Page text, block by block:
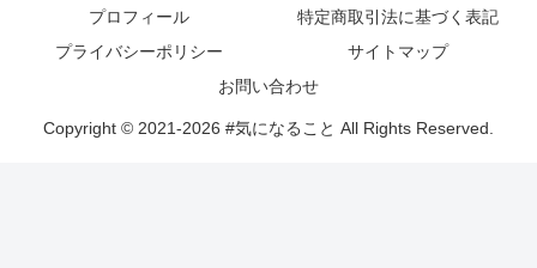
プロフィール
特定商取引法に基づく表記
プライバシーポリシー
サイトマップ
お問い合わせ
Copyright © 2021-2026 #気になること All Rights Reserved.